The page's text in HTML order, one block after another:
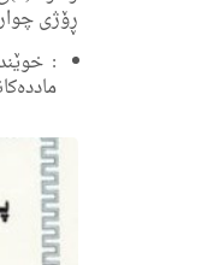
ڕۆژی چوار شەممە
:
مادده‌كانی (87، 88، 89) له‌ په‌یڕه‌وی